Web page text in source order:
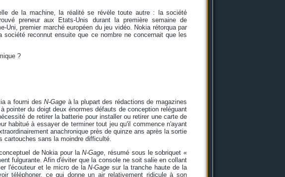
de la machine, la réalité se révèle toute autre : la société
preneur aux Etats-Unis durant la première semaine de
premier marché européen du jeu vidéo. Nokia rétorqua par
reconnut ensuite que ce nombre ne concernait que les
?
a fourni desN-Gage à la plupart des rédactions de magazines
pointer du doigt deux énormes défauts de conception reléguant
de retirer la batterie pour installer ou retirer une carte de
habitué à essayer de terminer tout jeu qu'il commence n'ayant
anachronique près de quinze ans après la sortie
cartouches sans la moindre difficulté.
de Nokia pour laN-Gage, résumé sous le sobriquet «
fulgurante. Afin d'éviter que la console ne soit salie en collant
l'écouteur et le micro de laN-Gage sur la tranche haute de la
téléphoner, ce qui donne un air relativement ridicule à son